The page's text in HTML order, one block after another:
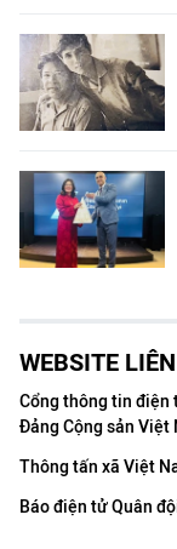
WEBSITE
Cổng thông tin điện
Đảng Cộng sản Việt
Thông tấn xã Việt
Báo điện tử Quân